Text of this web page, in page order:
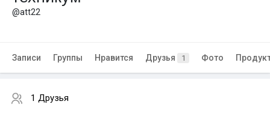
@att22
Записи Группы Нравится Друзья 1 Фото
1 Друзья